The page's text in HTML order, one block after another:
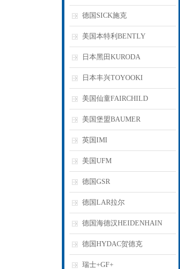
德国SICK施克
美国本特利BENTLY
日本黑田KURODA
日本丰兴TOYOOKI
美国仙童FAIRCHILD
美国堡盟BAUMER
英国IMI
美国UFM
德国GSR
德国LAR拉尔
德国海德汉HEIDENHAIN
德国HYDAC贺德克
瑞士+GF+